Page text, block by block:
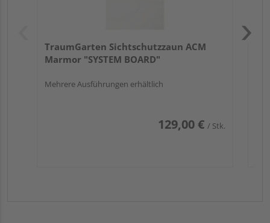
TraumGarten Sichtschutzzaun ACM
Marmor "SYSTEM BOARD"
Mehrere Ausführungen erhältlich
129,00 € / Stk.